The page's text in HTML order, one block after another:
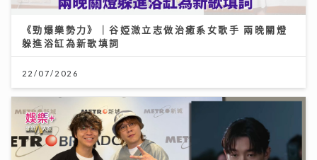
《勁爆樂勢力》｜谷婭溦立志做治癒系女歌手 兩晚關燈
躲進浴缸為新歌填詞
22/07/2026